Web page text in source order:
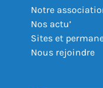
Notre
Nos actu’
Sites et
Nous rejoindre